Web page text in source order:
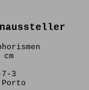
7-3